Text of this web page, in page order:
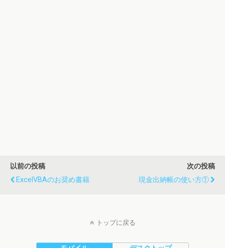
以前の投稿
ExcelVBAのお奨め書籍
次の投稿
現金出納帳の使い方①
トップに戻る